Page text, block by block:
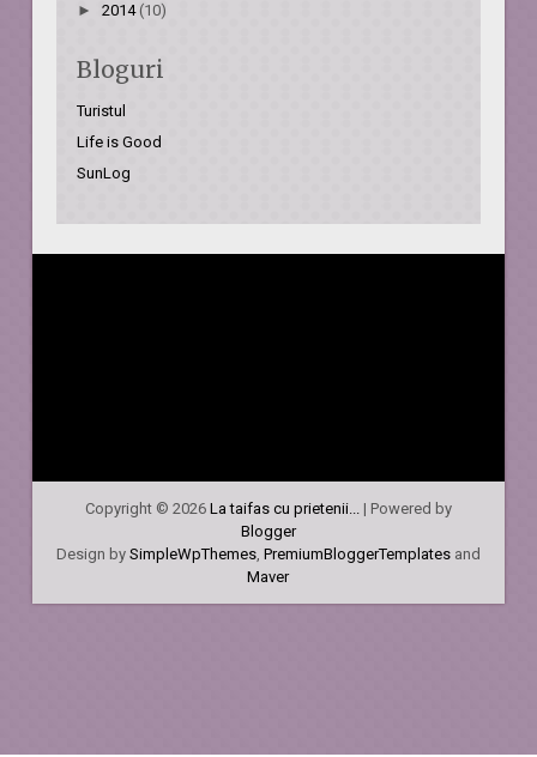
►2014 (10)
Bloguri
Turistul
Life is Good
SunLog
Copyright © 2026 La taifas cu prietenii...| Powered by
Blogger
Design by SimpleWpThemes, PremiumBloggerTemplatesand
Maver